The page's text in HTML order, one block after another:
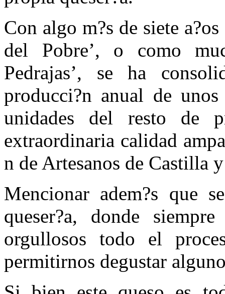
Con algo m?s de siete
del Pobre’, o como
Pedrajas’, se ha
producci?n anual de
unidades del resto de
extraordinaria calidad
n de Artesanos de Castilla
Mencionar adem?s que
queser?a, donde
orgullosos todo el
permitirnos degustar